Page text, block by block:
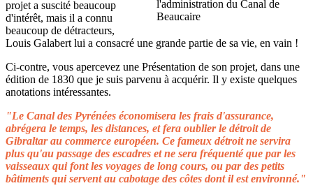
projet a suscité beaucoup
d'intérêt, mais il a connu
beaucoup de détracteurs,
Louis Galabert lui a consacré une grande partie de sa vie, en vain !
Ci-contre, vous apercevez une Présentation de son projet, dans une
édition de 1830 que je suis parvenu à acquérir. Il y existe quelques
anotations intéressantes.
"Le Canal des Pyrénées économisera les frais d'assurance,
abrégera le temps, les distances, et fera oublier le détroit de
Gibraltar au commerce européen. Ce fameux détroit ne servira
plus qu'au passage des escadres et ne sera fréquenté que par les
vaisseaux qui font les voyages de long cours, ou par des petits
bâtiments qui servent au cabotage des côtes dont il est environné."